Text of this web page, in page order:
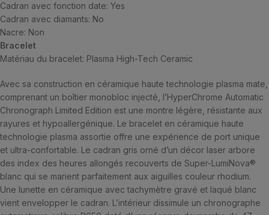
Cadran avec fonction date: Yes
Cadran avec diamants: No
Nacre: Non
Bracelet
Matériau du bracelet: Plasma High-Tech Ceramic
Avec sa construction en céramique haute technologie plasma mate,
comprenant un boîtier monobloc injecté, l’HyperChrome Automatic
Chronograph Limited Edition est une montre légère, résistante aux
rayures et hypoallergénique. Le bracelet en céramique haute
technologie plasma assortie offre une expérience de port unique
et ultra-confortable. Le cadran gris orné d’un décor laser arbore
des index des heures allongés recouverts de Super-LumiNova®
blanc qui se marient parfaitement aux aiguilles couleur rhodium.
Une lunette en céramique avec tachymètre gravé et laqué blanc
vient envelopper le cadran. L’intérieur dissimule un chronographe